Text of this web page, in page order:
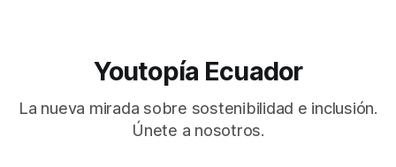
Youtopía Ecuador
La nueva mirada sobre sostenibilidad e inclusión.
Únete a nosotros.